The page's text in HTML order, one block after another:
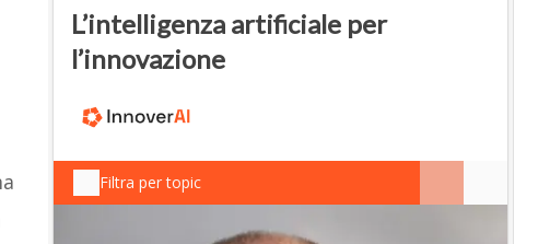
L’intelligenza artificiale per
l’innovazione
Filtra per topic